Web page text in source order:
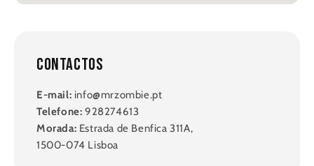
Contactos
E-mail: info@mrzombie.pt
Telefone: 928274613
Morada: Estrada de Benfica 311A,
1500-074 Lisboa